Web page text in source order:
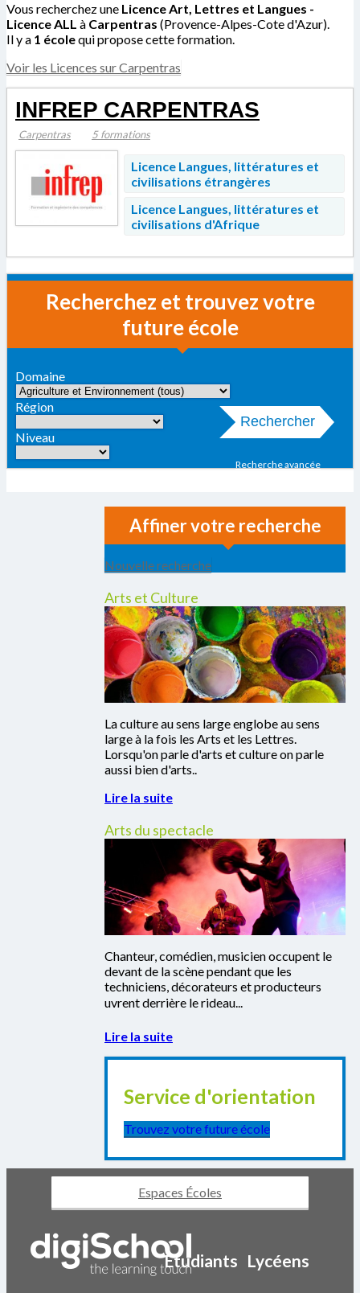
Vous recherchez une Licence Art, Lettres et Langues -
Licence ALL à Carpentras (Provence-Alpes-Cote d'Azur).
Il y a 1 écolequi propose cette formation.
Voir les Licences sur Carpentras
INFREP CARPENTRAS
Carpentras 5 formations
Licence Langues, littératures et
civilisations étrangères
Licence Langues, littératures et
civilisations d'Afrique
Recherchez et trouvez votre
future école
Domaine
Région
Niveau
Rechercher
Recherche avancée
Affiner votre recherche
Nouvelle recherche
Arts et Culture
La culture au sens large englobe au sens
large à la fois les Arts et les Lettres.
Lorsqu'on parle d'arts et culture on parle
aussi bien d'arts..
Lire la suite
Arts du spectacle
Chanteur, comédien, musicien occupent le
devant de la scène pendant que les
techniciens, décorateurs et producteurs
uvrent derrière le rideau...
Lire la suite
Service d'orientation
Trouvez votre future école
Espaces Écoles
Etudiants Lycéens